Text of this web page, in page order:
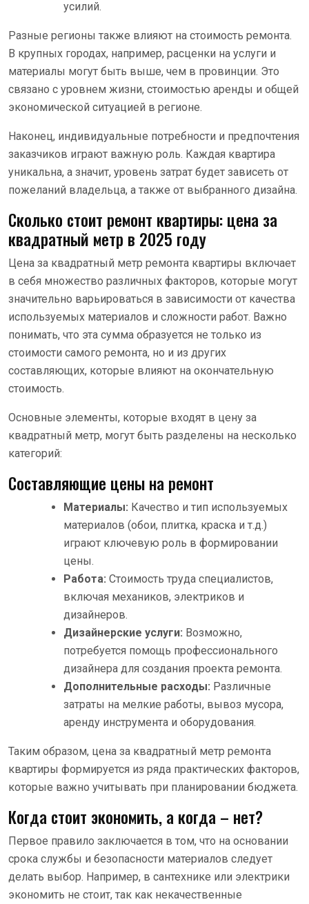
усилий.
Разные регионы также влияют на стоимость ремонта.
В крупных городах, например, расценки на услуги и
материалы могут быть выше, чем в провинции. Это
связано с уровнем жизни, стоимостью аренды и общей
экономической ситуацией в регионе.
Наконец, индивидуальные потребности и предпочтения
заказчиков играют важную роль. Каждая квартира
уникальна, а значит, уровень затрат будет зависеть от
пожеланий владельца, а также от выбранного дизайна.
Сколько стоит ремонт квартиры: цена за
квадратный метр в 2025 году
Цена за квадратный метр ремонта квартиры включает
в себя множество различных факторов, которые могут
значительно варьироваться в зависимости от качества
используемых материалов и сложности работ. Важно
понимать, что эта сумма образуется не только из
стоимости самого ремонта, но и из других
составляющих, которые влияют на окончательную
стоимость.
Основные элементы, которые входят в цену за
квадратный метр, могут быть разделены на несколько
категорий:
Составляющие цены на ремонт
Материалы: Качество и тип используемых
материалов (обои, плитка, краска и т.д.)
играют ключевую роль в формировании
цены.
Работа: Стоимость труда специалистов,
включая механиков, электриков и
дизайнеров.
Дизайнерские услуги: Возможно,
потребуется помощь профессионального
дизайнера для создания проекта ремонта.
Дополнительные расходы: Различные
затраты на мелкие работы, вывоз мусора,
аренду инструмента и оборудования.
Таким образом, цена за квадратный метр ремонта
квартиры формируется из ряда практических факторов,
которые важно учитывать при планировании бюджета.
Когда стоит экономить, а когда – нет?
Первое правило заключается в том, что на основании
срока службы и безопасности материалов следует
делать выбор. Например, в сантехнике или электрики
экономить не стоит, так как некачественные